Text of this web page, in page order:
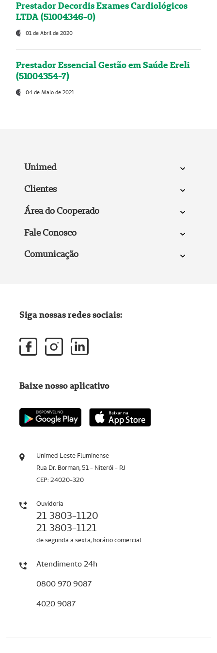
Prestador Decordis Exames Cardiológicos
LTDA (51004346-0)
01 de Abril de 2020
Prestador Essencial Gestão em Saúde Ereli
(51004354-7)
04 de Maio de 2021
Unimed
Clientes
Área do Cooperado
Fale Conosco
Comunicação
Unimed Leste Fluminense
Rua Dr. Borman, 51 - Niterói - RJ
CEP: 24020-320
Ouvidoria
21 3803-1120
21 3803-1121
de segunda a sexta, horário comercial
Atendimento 24h
0800 970 9087
4020 9087
Siga nossas redes sociais:
Baixe nosso aplicativo